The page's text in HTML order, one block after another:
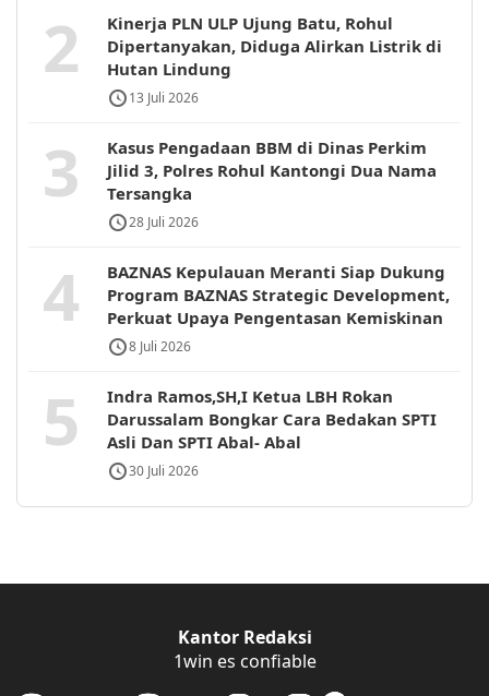
2
Kinerja PLN ULP Ujung Batu, Rohul
Dipertanyakan, Diduga Alirkan Listrik di
Hutan Lindung
13 Juli 2026
3
Kasus Pengadaan BBM di Dinas Perkim
Jilid 3, Polres Rohul Kantongi Dua Nama
Tersangka
28 Juli 2026
4
BAZNAS Kepulauan Meranti Siap Dukung
Program BAZNAS Strategic Development,
Perkuat Upaya Pengentasan Kemiskinan
8 Juli 2026
5
Indra Ramos,SH,I Ketua LBH Rokan
Darussalam Bongkar Cara Bedakan SPTI
Asli Dan SPTI Abal- Abal
30 Juli 2026
Kantor Redaksi
1win es confiable